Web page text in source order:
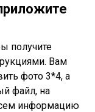
получите
Вам
фото 3*4, а
файл, на
информацию